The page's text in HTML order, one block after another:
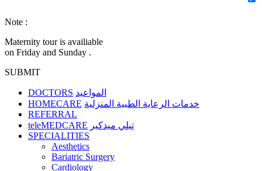
Note :
Maternity tour is availiable
on Friday and Sunday .
SUBMIT
DOCTORS المواعيد
HOMECARE خدمات الرعاية الطبية المنزلية
REFERRAL
teleMEDCARE تيلي ميدكير
SPECIALITIES
Aesthetics
Bariatric Surgery
Cardiology